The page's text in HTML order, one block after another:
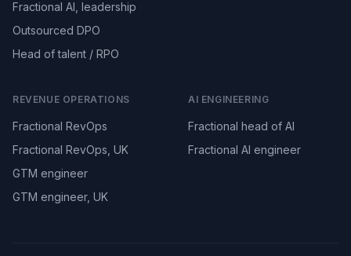
Fractional AI, leadership
Outsourced DPO
Head of talent / RPO
REVENUE OPERATIONS
Fractional RevOps
Fractional RevOps, UK
GTM engineer
GTM engineer, UK
AI ENGINEERING
Fractional head of AI
Fractional AI engineer